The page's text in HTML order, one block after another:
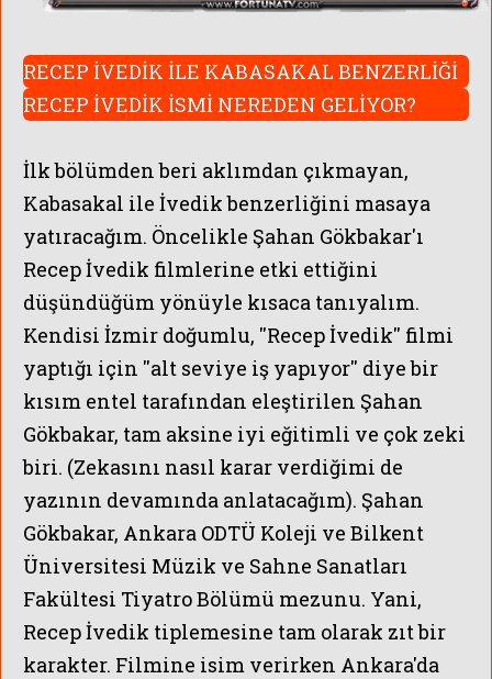
RECEP İVEDİK İLE KABASAKAL BENZERLİĞİ
RECEP İVEDİK İSMİ NEREDEN GELİYOR?
İlk bölümden beri aklımdan çıkmayan,
Kabasakal ile İvedik benzerliğini masaya
yatıracağım. Öncelikle Şahan Gökbakar'ı
Recep İvedik filmlerine etki ettiğini
düşündüğüm yönüyle kısaca tanıyalım.
Kendisi İzmir doğumlu, ''Recep İvedik'' filmi
yaptığı için ''alt seviye iş yapıyor'' diye bir
kısım entel tarafından eleştirilen Şahan
Gökbakar, tam aksine iyi eğitimli ve çok zeki
biri. (Zekasını nasıl karar verdiğimi de
yazının devamında anlatacağım). Şahan
Gökbakar, Ankara ODTÜ Koleji ve Bilkent
Üniversitesi Müzik ve Sahne Sanatları
Fakültesi Tiyatro Bölümü mezunu. Yani,
Recep İvedik tiplemesine tam olarak zıt bir
karakter. Filmine isim verirken Ankara'da